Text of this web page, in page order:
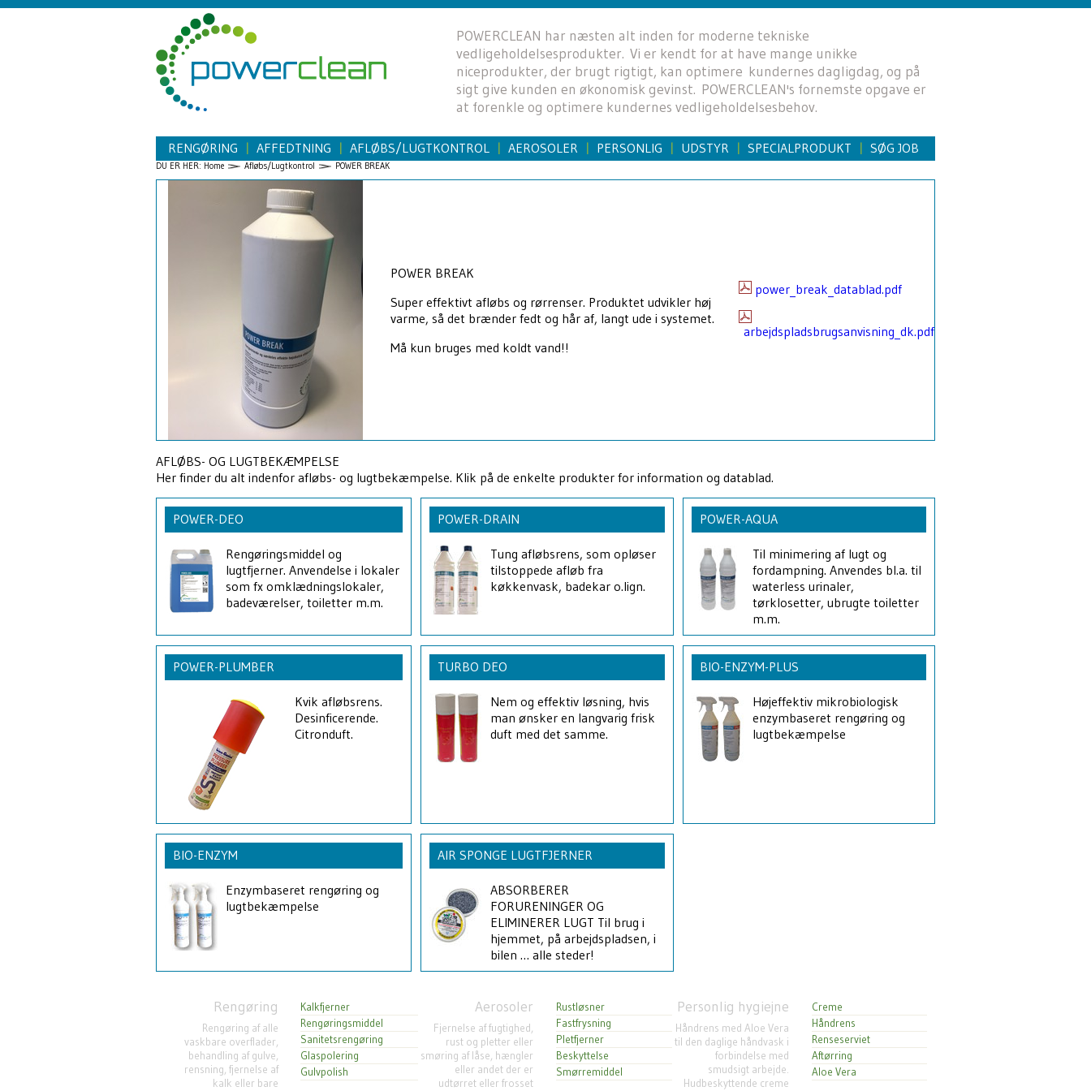
POWERCLEAN har næsten alt inden for moderne tekniske
vedligeholdelsesprodukter. Vi er kendt for at have mange unikke
niceprodukter, der brugt rigtigt, kan optimere kundernes dagligdag, og på
sigt give kunden en økonomisk gevinst. POWERCLEAN's fornemste opgave er
at forenkle og optimere kundernes vedligeholdelsesbehov.
RENGØRING AFFEDTNING AFLØBS/LUGTKONTROL AEROSOLER PERSONLIG UDSTYR SPECIALPRODUKT SØG JOB
DU ER HER: Home Afløbs/Lugtkontrol POWER BREAK
POWER BREAK
Super effektivt afløbs og rørrenser. Produktet udvikler høj
varme, så det brænder fedt og hår af, langt ude i systemet.
Må kun bruges med koldt vand!!
power_break_datablad.pdf
arbejdspladsbrugsanvisning_dk.pdf
AFLØBS- OG LUGTBEKÆMPELSE
Her finder du alt indenfor afløbs- og lugtbekæmpelse. Klik på de enkelte produkter for information og datablad.
POWER-DEO
Rengøringsmiddel og
lugtfjerner. Anvendelse i lokaler
som fx omklædningslokaler,
badeværelser, toiletter m.m.
POWER-DRAIN
Tung afløbsrens, som opløser
tilstoppede afløb fra
køkkenvask, badekar o.lign.
POWER-AQUA
Til minimering af lugt og
fordampning. Anvendes bl.a. til
waterless urinaler,
tørklosetter, ubrugte toiletter
m.m.
POWER-PLUMBER
Kvik afløbsrens.
Desinficerende.
Citronduft.
TURBO DEO
Nem og effektiv løsning, hvis
man ønsker en langvarig frisk
duft med det samme.
BIO-ENZYM-PLUS
Højeffektiv mikrobiologisk
enzymbaseret rengøring og
lugtbekæmpelse
BIO-ENZYM
Enzymbaseret rengøring og
lugtbekæmpelse
AIR SPONGE LUGTFJERNER
ABSORBERER
FORURENINGER OG
ELIMINERER LUGT Til brug i
hjemmet, på arbejdspladsen, i
bilen … alle steder!
Rengøring
Rengøring af alle
vaskbare overflader,
behandling af gulve,
rensning, fjernelse af
kalk eller bare
Kalkfjerner
Rengøringsmiddel
Sanitetsrengøring
Glaspolering
Gulvpolish
Aerosoler
Fjernelse af fugtighed,
rust og pletter eller
smøring af låse, hængler
eller andet der er
udtørret eller frosset
Rustløsner
Fastfrysning
Pletfjerner
Beskyttelse
Smørremiddel
Personlig hygiejne
Håndrens med Aloe Vera
til den daglige håndvask i
forbindelse med
smudsigt arbejde.
Hudbeskyttende creme
Creme
Håndrens
Renseserviet
Aftørring
Aloe Vera